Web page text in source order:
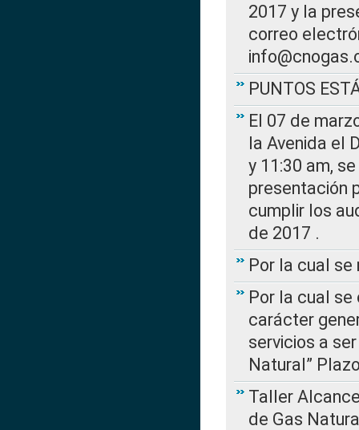
2017 y la
correo
PUNTOS
El 07 de
la Avenida el
y 11:30 am,
presentación
cumplir los
de 2017 .
Por la cual se
Por la cual
carácter
servicios a
Natural”
Taller
de Gas